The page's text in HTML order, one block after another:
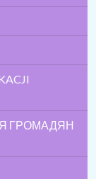
ГРОМАДЯН